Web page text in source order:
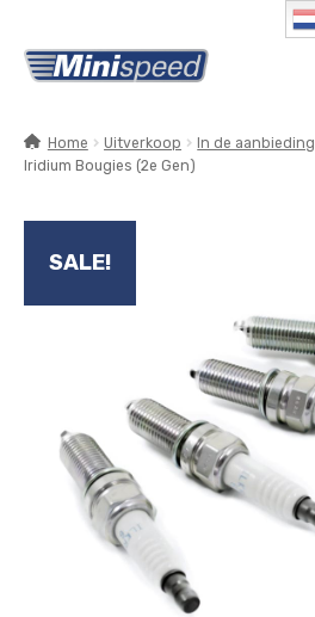
Ga
door
navigatie
Ga
naar
inhoud
PRODUCTEN
Home Uitverkoop In de aanbieding
Iridium Bougies (2e Gen)
SALE!